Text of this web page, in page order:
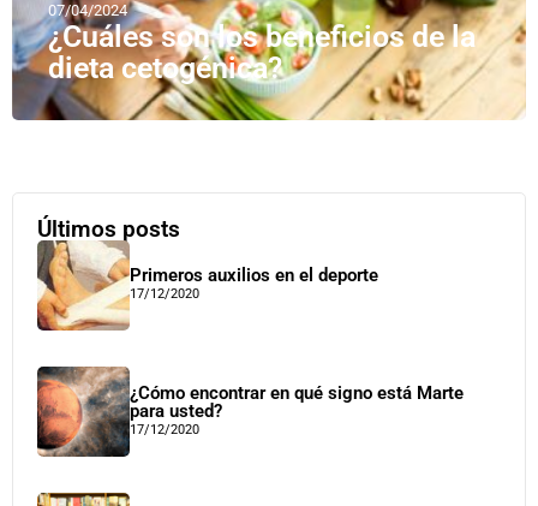
07/04/2024
¿Cuáles son los beneficios de la
dieta cetogénica?
Últimos posts
Primeros auxilios en el deporte
17/12/2020
¿Cómo encontrar en qué signo está Marte
para usted?
17/12/2020